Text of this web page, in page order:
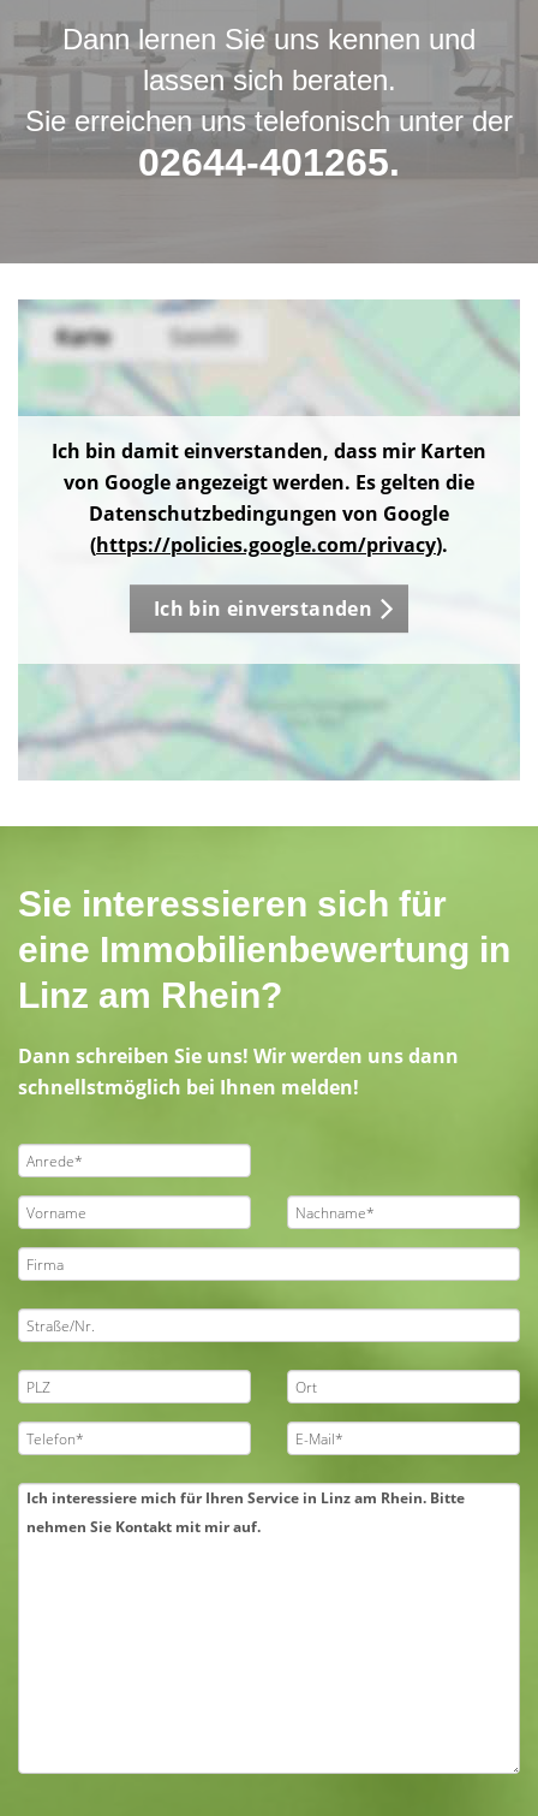
Dann lernen Sie uns kennen und
lassen sich beraten.
Sie erreichen uns telefonisch unter der
02644-401265.
Ich bin damit einverstanden, dass mir Karten
von Google angezeigt werden. Es gelten die
Datenschutzbedingungen von Google
(https://policies.google.com/privacy).
Ich bin einverstanden
Sie interessieren sich für
eine Immobilienbewertung in
Linz am Rhein?
Dann schreiben Sie uns! Wir werden uns dann
schnellstmöglich bei Ihnen melden!